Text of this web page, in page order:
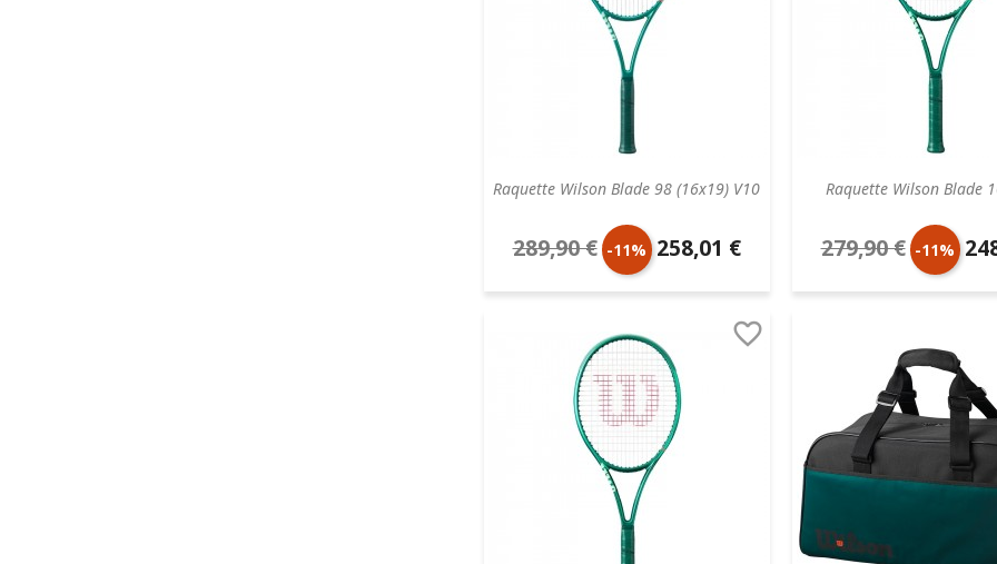
Raquette Wilson Blade 98 (16x19) V10
Prix
de
289,90 € -11% Prix
unitaire
258,01 €
Raquette Wilson Blade
Prix
de
279,90 € -11% Prix
